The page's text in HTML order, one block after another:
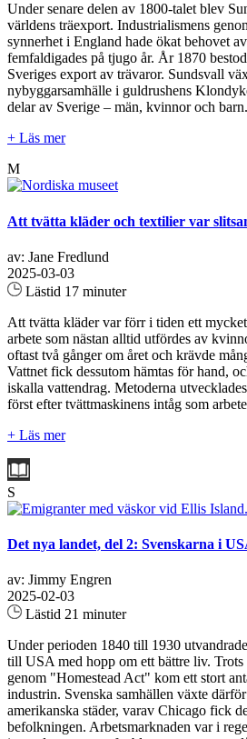
Under senare delen av 1800-talet blev
världens träexport. Industrialismens
synnerhet i England hade ökat behovet
femfaldigades på tjugo år. År 1870
Sveriges export av trävaror. Sundsvall
nybyggarsamhälle i guldrushens
delar av Sverige – män, kvinnor och
+ Läs mer
M
Att tvätta kläder och textilier var
av: Jane Fredlund
2025-03-03
Lästid 17 minuter
Att tvätta kläder var förr i tiden ett
arbete som nästan alltid utfördes av
oftast två gånger om året och krävde
Vattnet fick dessutom hämtas för hand,
iskalla vattendrag. Metoderna
först efter tvättmaskinens intåg som
+ Läs mer
S
Det nya landet, del 2: Svenskarna i
av: Jimmy Engren
2025-02-03
Lästid 21 minuter
Under perioden 1840 till 1930
till USA med hopp om ett bättre liv.
genom "Homestead Act" kom ett stort
industrin. Svenska samhällen växte
amerikanska städer, varav Chicago fick
befolkningen. Arbetsmarknaden var i